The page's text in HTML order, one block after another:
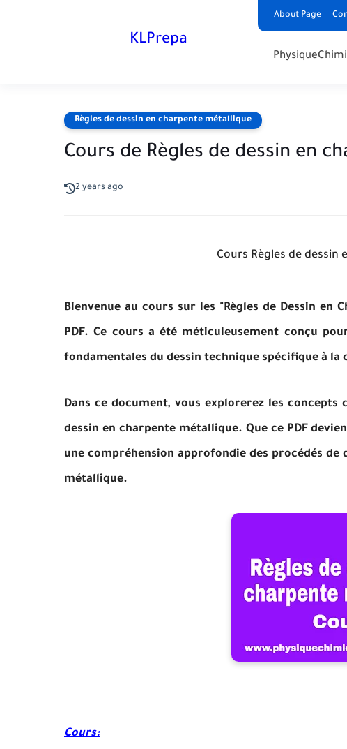
About Page
KLPrepa
Physique
Règles de dessin en charpente métallique
Cours de Règles de dessin en
2 years ago
Cours Règles de
Bienvenue au cours sur les "Règles de Dessin en
PDF. Ce cours a été méticuleusement conçu
fondamentales du dessin technique spécifique à
Dans ce document, vous explorerez les
dessin en charpente métallique. Que ce PDF
une compréhension approfondie des procédés
métallique.
Cours: